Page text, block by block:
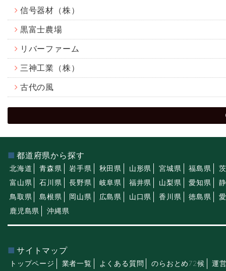
信号器材（株）
黒富士農場
リバーファーム
三神工業（株）
古代の風
都道府県から探す
北海道 青森県 岩手県 秋田県 山形県 宮城県 福島県
富山県
石川県 長野県 岐阜県 福井県 山梨県 愛知県
鳥取県
島根県 岡山県 広島県 山口県 香川県 徳島県
鹿児島県
沖縄県
サイトマップ
トップページ 業者一覧 よくある質問 のらおとめ72候 運